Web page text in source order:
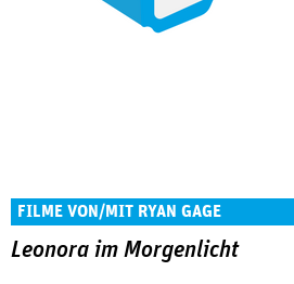
FILME VON/MIT RYAN GAGE
Leonora im Morgenlicht